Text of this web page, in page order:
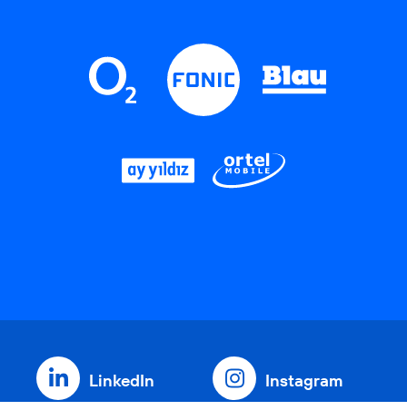
LinkedIn Instagram